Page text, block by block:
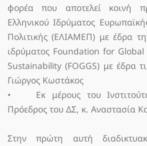
φορέα που αποτελεί κοινή
Ελληνικού Ιδρύματος
Πολιτικής (ΕΛΙΑΜΕΠ) με έδρα
ιδρύματος Foundation for
Sustainability (FOGGS) με έδρα
Γιώργος Κωστάκος
• Εκ μέρους του
Πρόεδρος του ΔΣ, κ. Αναστασία
Στην πρώτη αυτή